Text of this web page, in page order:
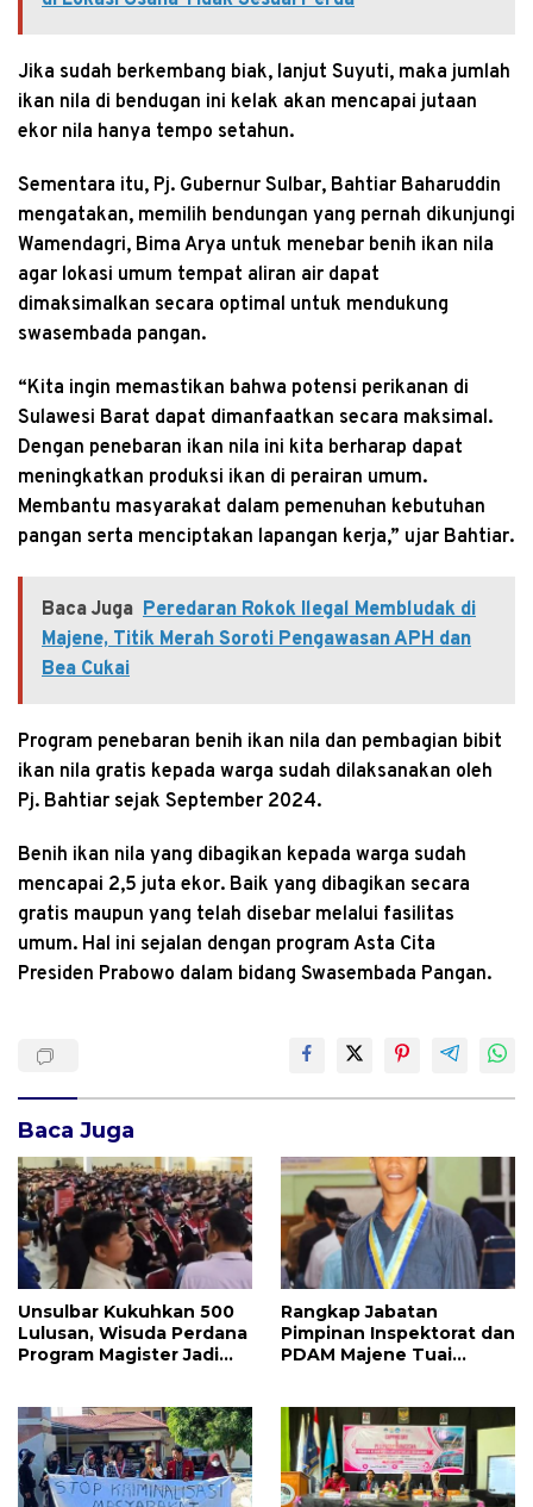
Jika sudah berkembang biak, lanjut Suyuti, maka jumlah
ikan nila di bendugan ini kelak akan mencapai jutaan
ekor nila hanya tempo setahun.
Sementara itu, Pj. Gubernur Sulbar, Bahtiar Baharuddin
mengatakan, memilih bendungan yang pernah dikunjungi
Wamendagri, Bima Arya untuk menebar benih ikan nila
agar lokasi umum tempat aliran air dapat
dimaksimalkan secara optimal untuk mendukung
swasembada pangan.
“Kita ingin memastikan bahwa potensi perikanan di
Sulawesi Barat dapat dimanfaatkan secara maksimal.
Dengan penebaran ikan nila ini kita berharap dapat
meningkatkan produksi ikan di perairan umum.
Membantu masyarakat dalam pemenuhan kebutuhan
pangan serta menciptakan lapangan kerja,” ujar Bahtiar.
Baca Juga Peredaran Rokok Ilegal Membludak di
Majene, Titik Merah Soroti Pengawasan APH dan
Bea Cukai
Program penebaran benih ikan nila dan pembagian bibit
ikan nila gratis kepada warga sudah dilaksanakan oleh
Pj. Bahtiar sejak September 2024.
Benih ikan nila yang dibagikan kepada warga sudah
mencapai 2,5 juta ekor. Baik yang dibagikan secara
gratis maupun yang telah disebar melalui fasilitas
umum. Hal ini sejalan dengan program Asta Cita
Presiden Prabowo dalam bidang Swasembada Pangan.
Baca Juga
Unsulbar Kukuhkan 500
Lulusan, Wisuda Perdana
Program Magister Jadi
Rangkap Jabatan
Pimpinan Inspektorat dan
PDAM Majene Tuai
Independensi
Pengawasan